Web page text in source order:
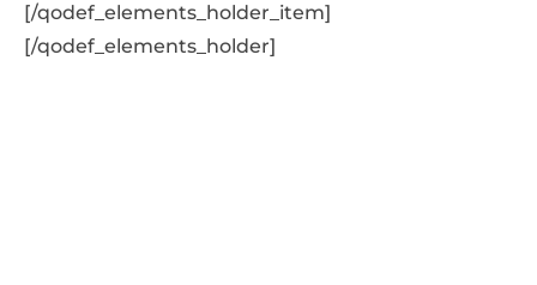
[/qodef_elements_holder_item]
[/qodef_elements_holder]